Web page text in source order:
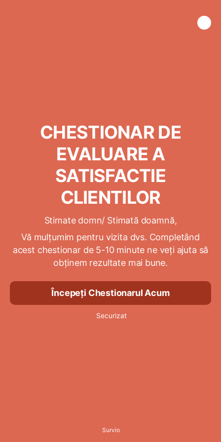
CHESTIONAR DE
EVALUARE A
SATISFACTIE
CLIENTILOR
Stimate domn/ Stimată doamnă,
Vă mulțumim pentru vizita dvs. Completând
acest chestionar de 5-10 minute ne veți ajuta să
obținem rezultate mai bune.
Începeți Chestionarul Acum
Securizat
Survio